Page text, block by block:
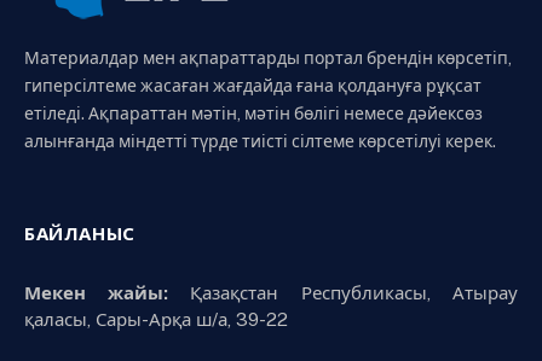
Материалдар мен ақпараттарды портал брендін көрсетіп,
гиперсілтеме жасаған жағдайда ғана қолдануға рұқсат
етіледі. Ақпараттан мәтін, мәтін бөлігі немесе дәйексөз
алынғанда міндетті түрде тиісті сілтеме көрсетілуі керек.
БАЙЛАНЫС
Мекен жайы:Қазақстан Республикасы, Атырау
қаласы, Сары-Арқа ш/а, 39-22